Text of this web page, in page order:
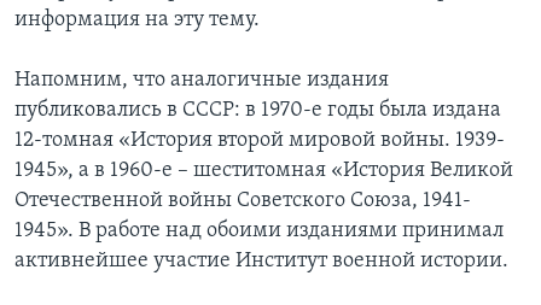
информация на эту тему.
Напомним, что аналогичные издания
публиковались в СССР: в 1970-е годы была издана
12-томная «История второй мировой войны. 1939-
1945», а в 1960-е – шеститомная «История Великой
Отечественной войны Советского Союза, 1941-
1945». В работе над обоими изданиями принимал
активнейшее участие Институт военной истории.